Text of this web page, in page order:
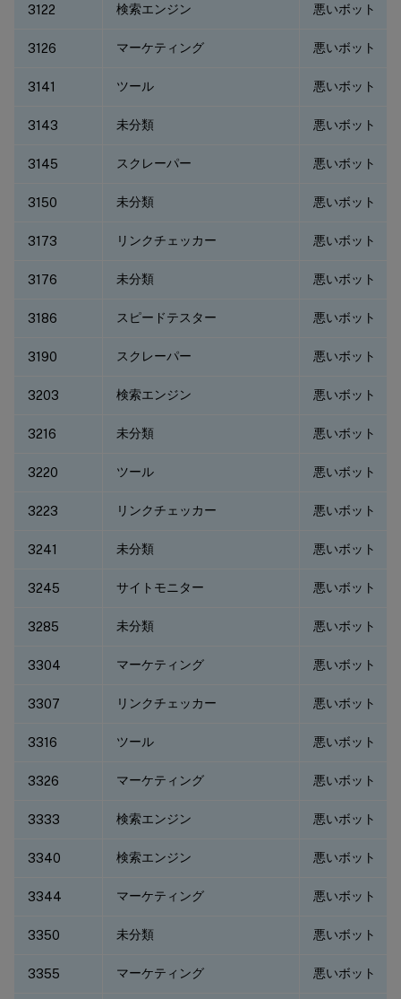
3122 検索エンジン 悪いボット
3126 マーケティング 悪いボット
3141 ツール 悪いボット
3143 未分類 悪いボット
3145 スクレーパー 悪いボット
3150 未分類 悪いボット
3173 リンクチェッカー 悪いボット
3176 未分類 悪いボット
3186 スピードテスター 悪いボット
3190 スクレーパー 悪いボット
3203 検索エンジン 悪いボット
3216 未分類 悪いボット
3220 ツール 悪いボット
3223 リンクチェッカー 悪いボット
3241 未分類 悪いボット
3245 サイトモニター 悪いボット
3285 未分類 悪いボット
3304 マーケティング 悪いボット
3307 リンクチェッカー 悪いボット
3316 ツール 悪いボット
3326 マーケティング 悪いボット
3333 検索エンジン 悪いボット
3340 検索エンジン 悪いボット
3344 マーケティング 悪いボット
3350 未分類 悪いボット
3355 マーケティング 悪いボット